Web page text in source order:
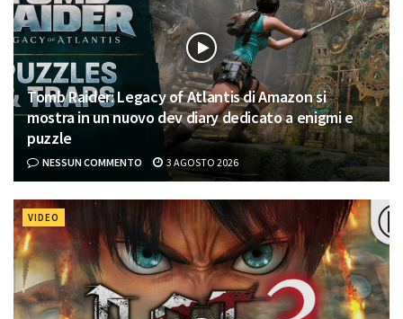
Tomb Raider: Legacy of Atlantis di Amazon si
mostra in un nuovo dev diary dedicato a enigmi e
puzzle
NESSUN COMMENTO 3 AGOSTO 2026
VIDEO